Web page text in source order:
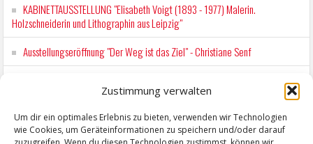
Zustimmung verwalten
Um dir ein optimales Erlebnis zu bieten, verwenden wir Technologien
wie Cookies, um Geräteinformationen zu speichern und/oder darauf
KABINETTAUSSTELLUNG "Elisabeth Voigt (1893 - 1977) Malerin.
Holzschneiderin und Lithographin aus Leipzig"
Ausstellungseröffnung "Der Weg ist das Ziel" - Christiane Senf
Kunstfest Zeitz